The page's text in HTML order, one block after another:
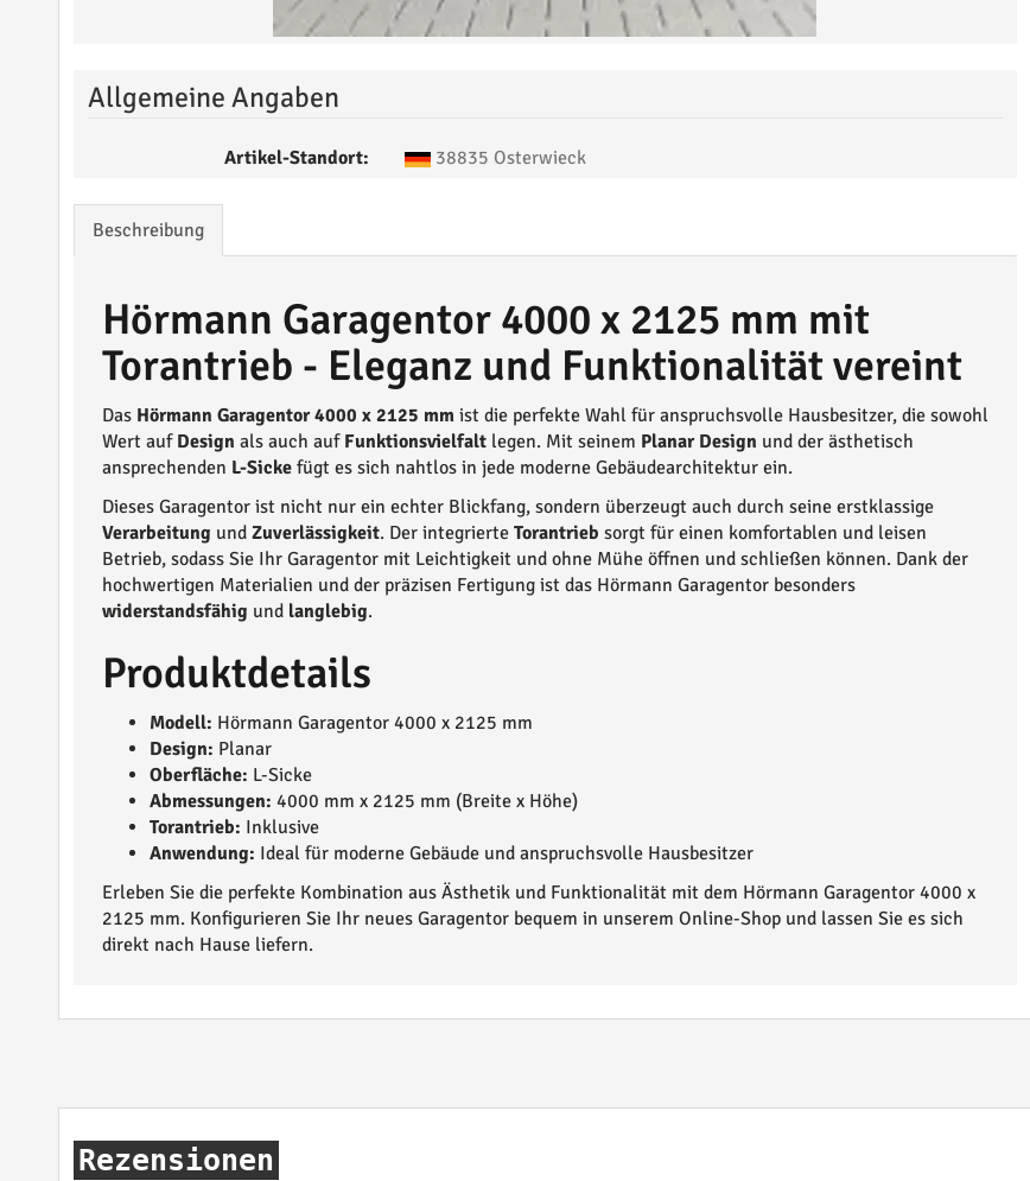
Allgemeine Angaben
Artikel-Standort: 38835 Osterwieck
Beschreibung
Hörmann Garagentor 4000 x 2125 mm mit
Torantrieb - Eleganz und Funktionalität vereint
Das Hörmann Garagentor 4000 x 2125 mmist die perfekte Wahl für anspruchsvolle Hausbesitzer, die sowohl
Wert auf Design als auch auf Funktionsvielfaltlegen. Mit seinem Planar Design und der ästhetisch
ansprechenden L-Sickefügt es sich nahtlos in jede moderne Gebäudearchitektur ein.
Dieses Garagentor ist nicht nur ein echter Blickfang, sondern überzeugt auch durch seine erstklassige
Verarbeitung und Zuverlässigkeit. Der integrierte Torantrieb sorgt für einen komfortablen und leisen
Betrieb, sodass Sie Ihr Garagentor mit Leichtigkeit und ohne Mühe öffnen und schließen können. Dank der
hochwertigen Materialien und der präzisen Fertigung ist das Hörmann Garagentor besonders
widerstandsfähig und langlebig.
Produktdetails
Modell: Hörmann Garagentor 4000 x 2125 mm
Design: Planar
Oberfläche: L-Sicke
Abmessungen: 4000 mm x 2125 mm (Breite x Höhe)
Torantrieb: Inklusive
Anwendung: Ideal für moderne Gebäude und anspruchsvolle Hausbesitzer
Erleben Sie die perfekte Kombination aus Ästhetik und Funktionalität mit dem Hörmann Garagentor 4000 x
2125 mm. Konfigurieren Sie Ihr neues Garagentor bequem in unserem Online-Shop und lassen Sie es sich
direkt nach Hause liefern.
Rezensionen